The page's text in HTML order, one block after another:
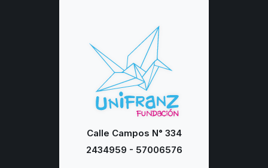
Calle Campos N° 334
2434959 - 57006576